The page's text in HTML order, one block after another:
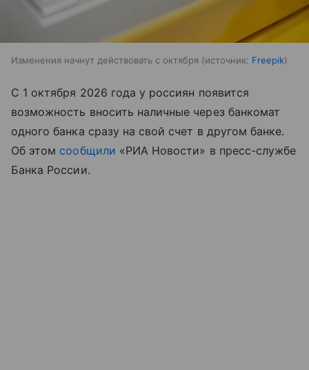
Изменения начнут действовать с октября источник: Freepik
С 1 октября 2026 года у россиян появится
возможность вносить наличные через банкомат
одного банка сразу на свой счет в другом банке.
Об этом сообщили «РИА Новости» в пресс-службе
Банка России.